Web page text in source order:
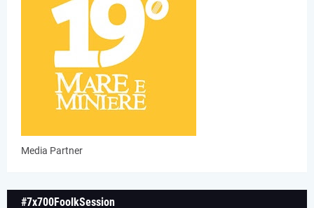
Media Partner
#7x700FoolkSession